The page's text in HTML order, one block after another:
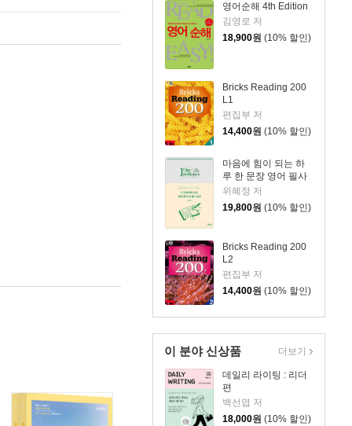
영어순해 4th Edition
김영로 저
18,900원 (10% 할인)
Bricks Reading 200
L1
편집부 저
14,400원 (10% 할인)
마음에 힘이 되는 하
루 한 문장 영어 필사
위혜정 저
19,800원 (10% 할인)
Bricks Reading 200
L2
편집부 저
14,400원 (10% 할인)
이 분야 신상품
데일리 라이팅 : 리더
편
백선엽 저
18,000원 (10% 할인)
더보기